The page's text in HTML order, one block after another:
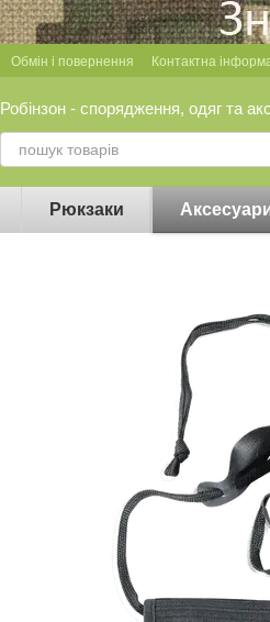
Обмін і повернення Контактна
Робінзон - спорядження, одяг та
Рюкзаки